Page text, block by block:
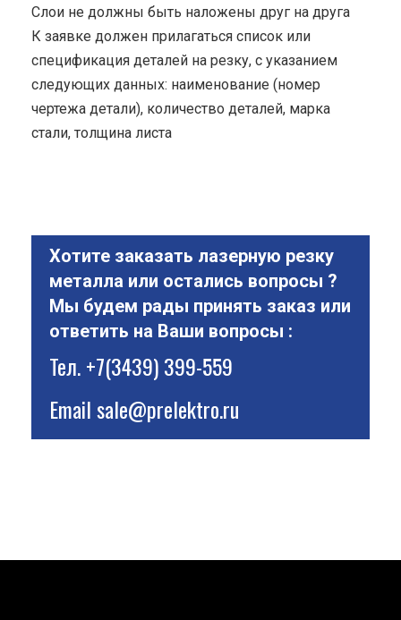
Cлои не должны быть наложены друг на друга
К заявке должен прилагаться список или
спецификация деталей на резку, с указанием
следующих данных: наименование (номер
чертежа детали), количество деталей, марка
стали, толщина листа
Хотите заказать лазерную резку
металла или остались вопросы ?
Мы будем рады принять заказ или
ответить на Ваши вопросы :
Тел.+7(3439) 399-559
Emailsale@prelektro.ru